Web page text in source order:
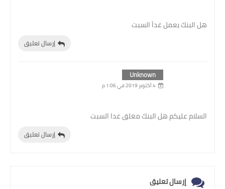
هل البنك يعمل غدآ السبت
إرسال تعليق
Unknown
4 أكتوبر 2019 في 1:06 م
السلام عليكم هل البنك مغلق غدا السبت
إرسال تعليق
إرسال تعليق